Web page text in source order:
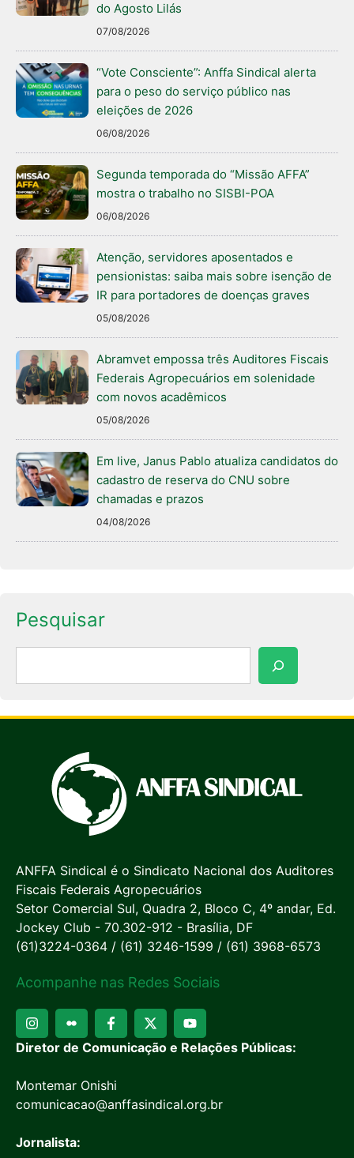
do Agosto Lilás
07/08/2026
“Vote Consciente”: Anffa Sindical alerta
para o peso do serviço público nas
eleições de 2026
06/08/2026
Segunda temporada do “Missão AFFA”
mostra o trabalho no SISBI-POA
06/08/2026
Atenção, servidores aposentados e
pensionistas: saiba mais sobre isenção de
IR para portadores de doenças graves
05/08/2026
Abramvet empossa três Auditores Fiscais
Federais Agropecuários em solenidade
com novos acadêmicos
05/08/2026
Em live, Janus Pablo atualiza candidatos do
cadastro de reserva do CNU sobre
chamadas e prazos
04/08/2026
Pesquisar
ANFFA Sindical é o Sindicato Nacional dos Auditores
Fiscais Federais Agropecuários
Setor Comercial Sul, Quadra 2, Bloco C, 4º andar, Ed.
Jockey Club - 70.302-912 - Brasília, DF
(61)3224-0364 / (61) 3246-1599 / (61) 3968-6573
Acompanhe nas Redes Sociais
Diretor de Comunicação e Relações Públicas:
Montemar Onishi
comunicacao@anffasindical.org.br
Jornalista: